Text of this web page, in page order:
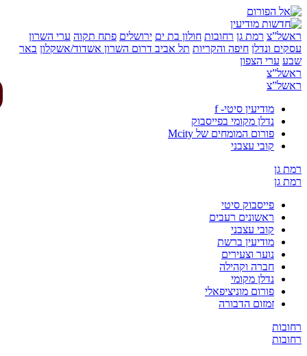
רמת גן רחובות חולון בת ים ירושלים פתח תקוה ערי השרון
ונדלן חיפה והקריות תל אביבדרום השרוןאשדוד/אשקלון באר
ערי הצפון
מודיעין סיטי- f
נדלן מקומי בפייסבוק
פורום המומחים של Mcity
קובי עצבני
גן
גן
פייסבוק סיטי
ראשונים רעבים
קובי עצבני
מודיעין ברשת
נוער וצעירים
חברה וקהילה
נדלן מקומי
פורום מוניציפאלי
זמזום הדבורה